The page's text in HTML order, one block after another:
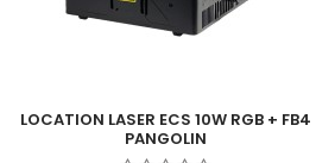
LOCATION LASER ECS 10W RGB + FB4
PANGOLIN